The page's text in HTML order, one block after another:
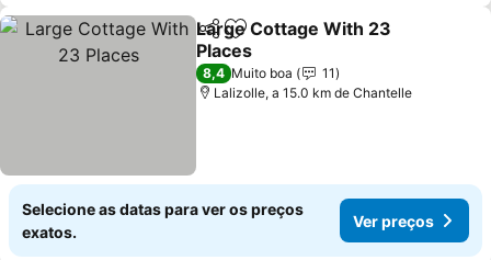
PartilharAdicionar aos favoritos
Large Cottage With 23
Places
Ver preços
8,4 Muito boa
11
Lalizolle, a 15.0 km de Chantelle
Selecione as datas para ver os preços
exatos.
Ver preços